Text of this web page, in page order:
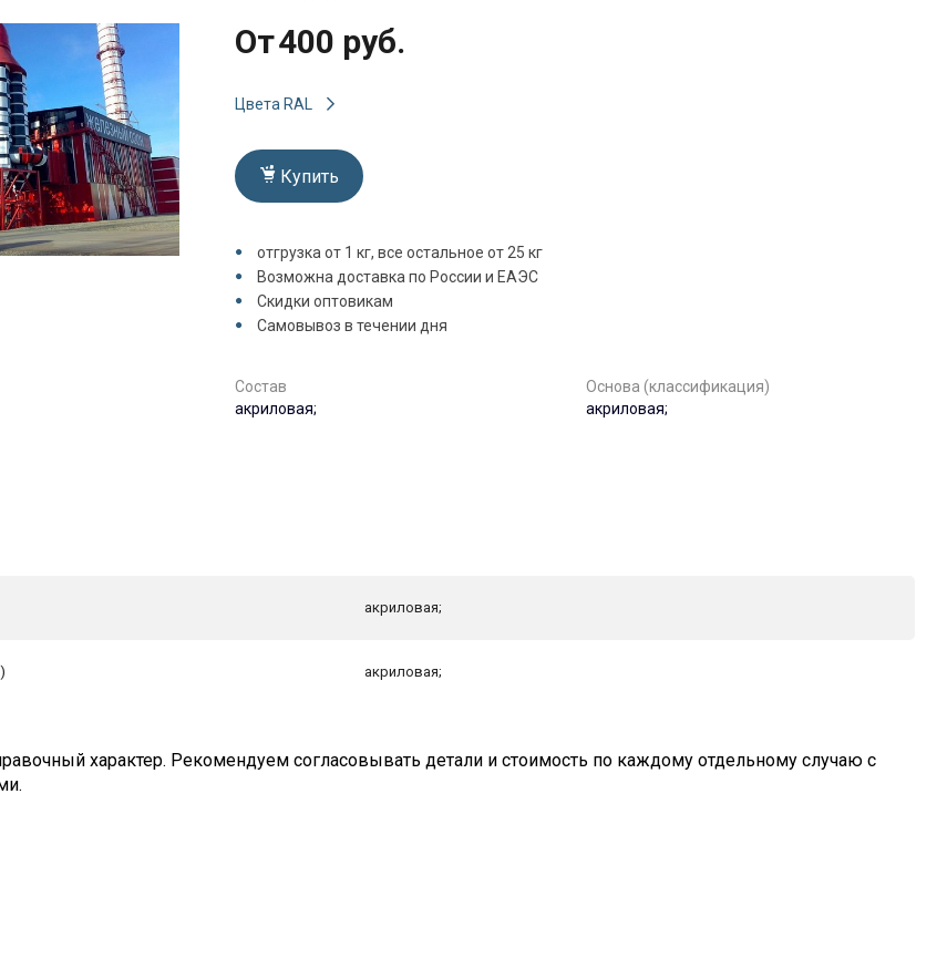
От400 руб.
Цвета RAL
Купить
отгрузка от 1 кг, все остальное от 25 кг
Возможна доставка по России и ЕАЭС
Скидки оптовикам
Самовывоз в течении дня
Состав
акриловая;
Основа (классификация)
акриловая;
акриловая;
акриловая;
характер. Рекомендуем согласовывать детали и стоимость по каждому отдельному случаю с